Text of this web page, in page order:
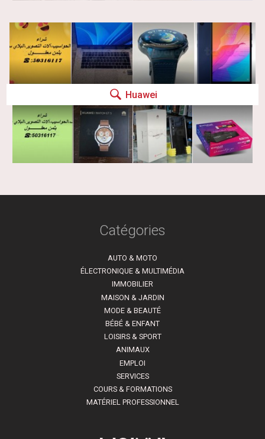
Huawei
Catégories
AUTO & MOTO
ÉLECTRONIQUE & MULTIMÉDIA
IMMOBILIER
MAISON & JARDIN
MODE & BEAUTÉ
BÉBÉ & ENFANT
LOISIRS & SPORT
ANIMAUX
EMPLOI
SERVICES
COURS & FORMATIONS
MATÉRIEL PROFESSIONNEL